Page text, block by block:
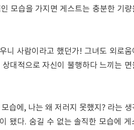
모습을 가지면 게스트는 충분한 기량
니 사람이라고 했던가! 그녀도 외로움
대적으로 자신이 불행하다 느끼는 면
습에, 나는 왜 저러지 못했지? 라는 생
됐다. 숨길 수 없는 솔직한 모습에 게